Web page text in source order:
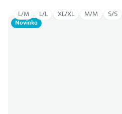
Novinka
L/M L/L XL/XL M/M S/S